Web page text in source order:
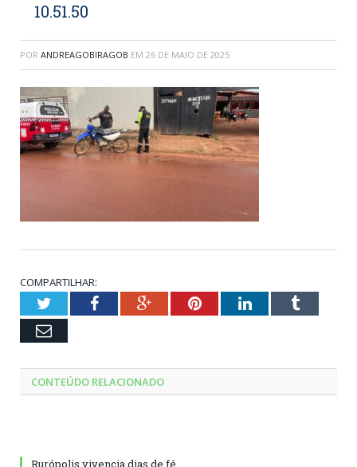
10.51.50
POR ANDREAGOBIRAGOB EM 26 DE MAIO DE 2025
COMPARTILHAR:
TwitterFacebookGoogle+PinterestLinkedInTumblr
Email
CONTEÚDO RELACIONADO
Rurópolis vivencia dias de fé